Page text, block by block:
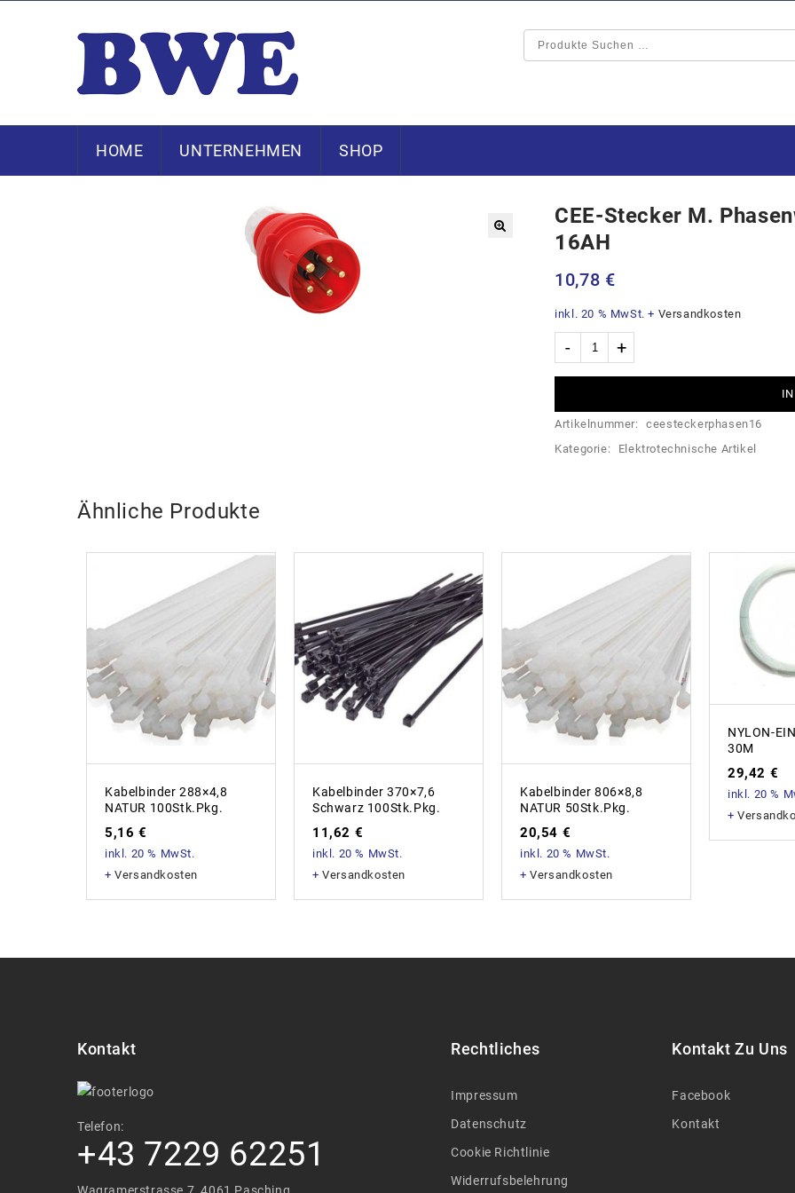
HOME UNTERNEHMEN SHOP
CEE-Stecker M.
16AH
10,78 €
inkl. 20 % MwSt. + Versandkosten
IN
Artikelnummer:
ceesteckerphasen16
Kategorie:
Elektrotechnische Artikel
Ähnliche Produkte
Kabelbinder 288×4,8
NATUR 100Stk.Pkg.
5,16 €
inkl. 20 % MwSt.
+Versandkosten
Kabelbinder 370×7,6
Schwarz 100Stk.Pkg.
11,62 €
inkl. 20 % MwSt.
+Versandkosten
Kabelbinder 806×8,8
NATUR 50Stk.Pkg.
20,54 €
inkl. 20 % MwSt.
+Versandkosten
NYLON-
30M
29,42 €
inkl. 20 %
+
Kontakt
Telefon:
+43 7229 62251
Rechtliches
Impressum
Datenschutz
Cookie Richtlinie
Widerrufsbelehrung
Kontakt Zu Uns
Facebook
Kontakt